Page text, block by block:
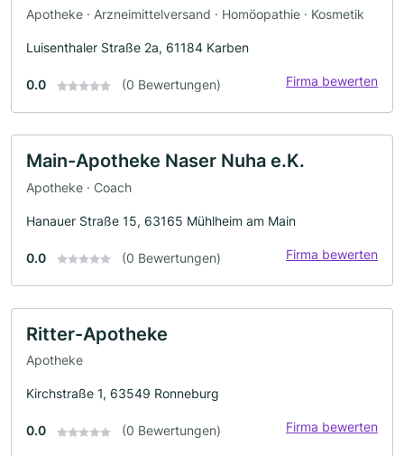
Apotheke · Arzneimittelversand · Homöopathie · Kosmetik
Luisenthaler Straße 2a, 61184 Karben
0.0 (0 Bewertungen) Firma bewerten
Main-Apotheke Naser Nuha e.K.
Apotheke · Coach
Hanauer Straße 15, 63165 Mühlheim am Main
0.0 (0 Bewertungen) Firma bewerten
Ritter-Apotheke
Apotheke
Kirchstraße 1, 63549 Ronneburg
0.0 (0 Bewertungen) Firma bewerten